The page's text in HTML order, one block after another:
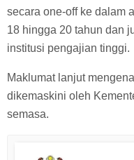
secara one-off ke dalam
18 hingga 20 tahun dan
institusi pengajian tinggi.
Maklumat lanjut
dikemaskini oleh
semasa.